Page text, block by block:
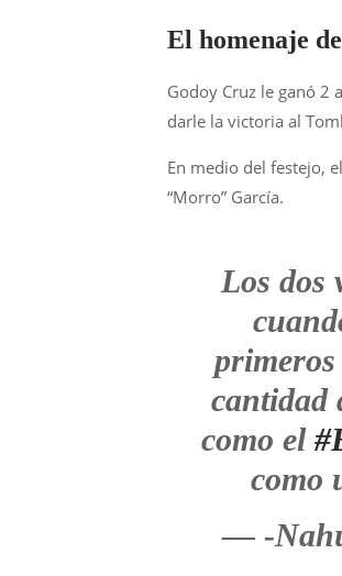
El homenaje
Godoy Cruz le ganó 2
darle la victoria al
En medio del festejo,
“Morro” García.
Los dos
cantidad
como el
como
— -